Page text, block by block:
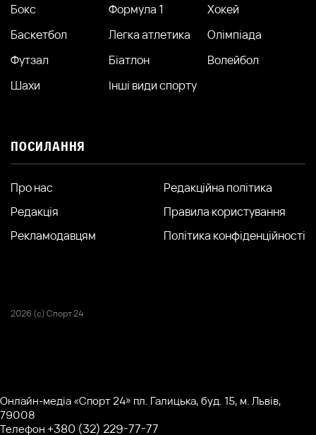
Бокс
Формула 1
Хокей
Баскетбол
Легка атлетика
Олімпіада
Футзал
Біатлон
Волейбол
Шахи
Інші види спорту
ПОСИЛАННЯ
Про нас
Редакція
Рекламодавцям
Редакційна політика
Правила користування
Політика конфіденційності
2026 (с) Спорт 24
Онлайн-медіа «Спорт 24» пл. Галицька, буд. 15, м. Львів,
79008
Телефон +380 (32) 229-77-77